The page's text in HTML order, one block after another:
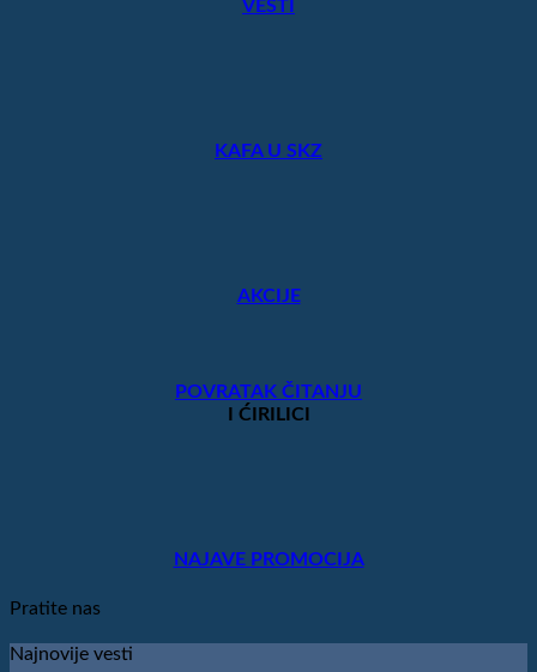
VESTI
KAFA U SKZ
AKCIJE
POVRATAK ČITANJU
I ĆIRILICI
NAJAVE PROMOCIJA
Pratite nas
Najnovije vesti